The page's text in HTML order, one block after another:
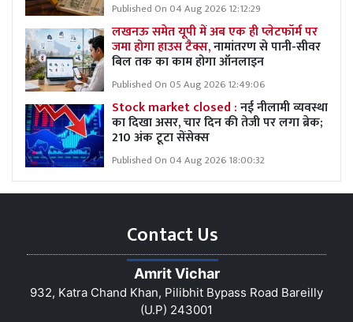
Published On 04 Aug 2026 12:12:29
लखनऊ समेत यूपी में अब एक ही प्लेटफॉर्म पर
जमा होगा हाउस टैक्स,नामांतरण से पानी-सीवर
बिल तक का काम होगा ऑनलाइन
Published On 05 Aug 2026 12:49:06
Stock market closed :नई नीलामी व्यवस्था
का दिखा असर, चार दिन की तेजी पर लगा ब्रेक;
210 अंक टूटा सेंसेक्स
Published On 04 Aug 2026 18:00:32
Contact Us
Amrit Vichar
932, Katra Chand Khan, Pilibhit Bypass Road Bareilly
(U.P) 243001